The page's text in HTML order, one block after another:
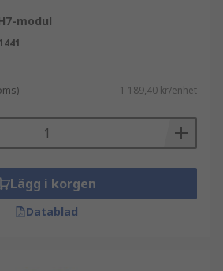
modul
1 189,40 kr/enhet
Lägg i korgen
Datablad